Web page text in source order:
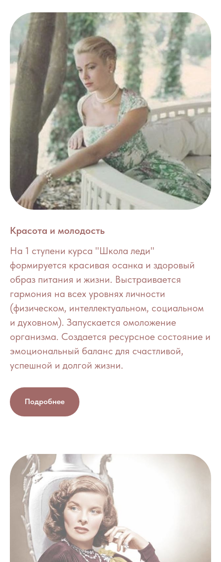
Красота и молодость
На 1 ступени курса "Школа леди"
формируется красивая осанка и здоровый
образ питания и жизни. Выстраивается
гармония на всех уровнях личности
(физическом, интеллектуальном, социальном
и духовном). Запускается омоложение
организма. Создается ресурсное состояние и
эмоциональный баланс для счастливой,
успешной и долгой жизни.
Подробнее